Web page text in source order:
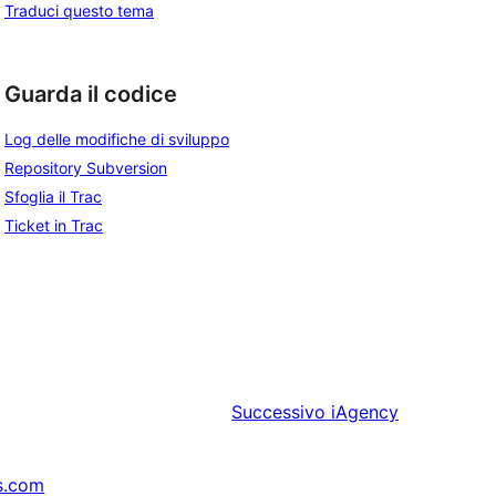
Traduci questo tema
Guarda il codice
Log delle modifiche di sviluppo
Repository Subversion
Sfoglia il Trac
Ticket in Trac
Successivo iAgency